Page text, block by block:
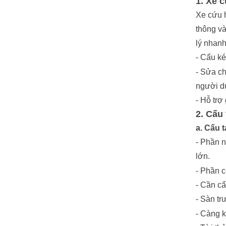
Xe cứu
thông
lý
- Cẩu
- Sửa
người
- Hỗ trợ
2.
a. Cấu
- Phần
lớn.
- Phần
- Cần
- Sàn
- Càng